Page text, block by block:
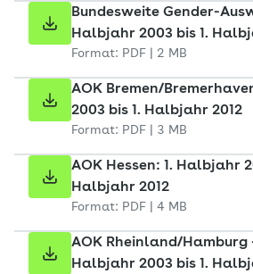
Bundesweite Gender-
Halbjahr 2003 bis 1.
Format: PDF | 2 MB
AOK Bremen/
2003 bis 1. Halbjahr 2012
Format: PDF | 3 MB
AOK Hessen: 1. Halbjahr
Halbjahr 2012
Format: PDF | 4 MB
AOK Rheinland/Hamburg
Halbjahr 2003 bis 1.